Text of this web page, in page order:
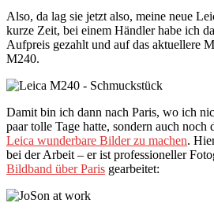
Also, da lag sie jetzt also, meine neue
kurze Zeit, bei einem Händler habe ich
Aufpreis gezahlt und auf das aktuellere
M240.
Damit bin ich dann nach Paris, wo ich
paar tolle Tage hatte, sondern auch noch
Leica wunderbare Bilder zu machen.
bei der Arbeit – er ist professioneller
Bildband über Paris gearbeitet: